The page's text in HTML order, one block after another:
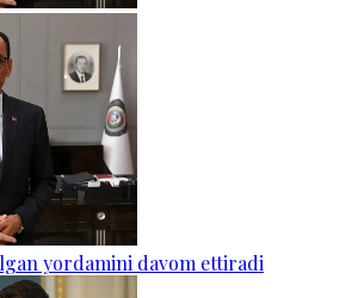
yordamini davom ettiradi